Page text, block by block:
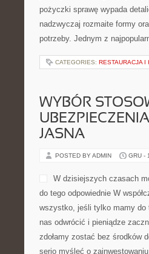
Pożyczki pozabankowe
gruncie rzeczy najróżniejsze
CATEGORIES:RESTAURACJA I
JASNA
POSTED BY ADMIN GRU -